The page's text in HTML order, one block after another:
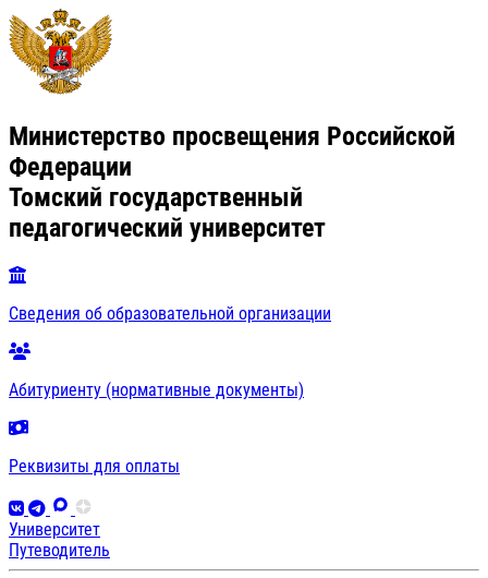
Министерство просвещения Российской
Федерации
Томский государственный
педагогический университет
Сведения об образовательной организации
Абитуриенту (нормативные документы)
Реквизиты для оплаты
Университет
Путеводитель